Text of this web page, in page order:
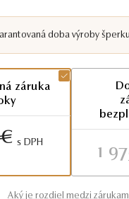
doba výroby
záruka
S DPH
1
Aký je rozdiel medzi